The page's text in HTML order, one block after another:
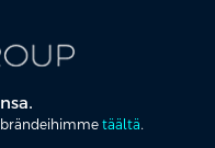
brändeihimme täältä.